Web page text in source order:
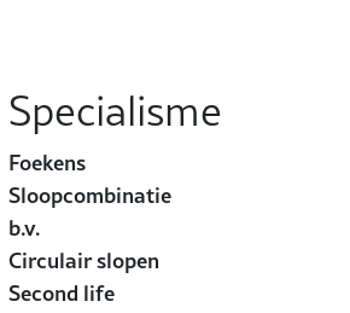
Specialisme
Foekens
Sloopcombinatie
b.v.
Circulair slopen
Second life